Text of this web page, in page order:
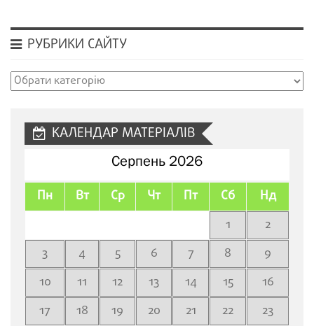
РУБРИКИ САЙТУ
Рубрики
КАЛЕНДАР МАТЕРІАЛІВ
Серпень 2026
Пн Вт Ср Чт Пт Сб Нд
1
2
3
4 5 6 7 8
9
10
11 12 13 14 15
16
17
18 19 20 21 22
23